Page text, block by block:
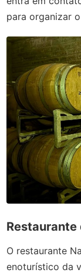
para organizar
Restaurante
O restaurante
enoturístico da